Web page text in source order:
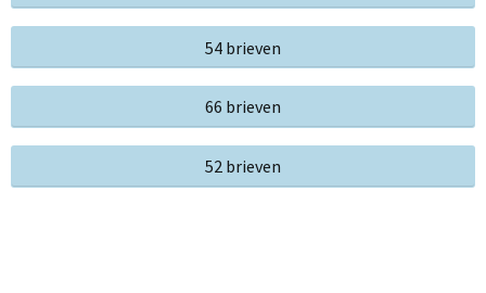
54 brieven
66 brieven
52 brieven